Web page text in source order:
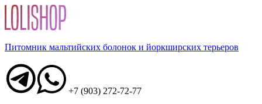
Питомник мальтийских болонок и йоркширских терьеров
+7 (903) 272-72-77